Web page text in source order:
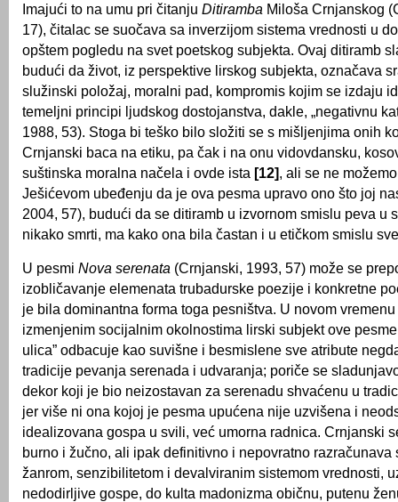
Imajući to na umu pri čitanju Ditiramba Miloša Crnjanskog
17), čitalac se suočava sa inverzijom sistema vrednosti u
opštem pogledu na svet poetskog subjekta. Ovaj ditiramb
budući da život, iz perspektive lirskog subjekta, označava
služinski položaj, moralni pad, kompromis kojim se izdaju
temeljni principi ljudskog dostojanstva, dakle, „negativnu
1988, 53). Stoga bi teško bilo složiti se s mišljenjima onih
Crnjanski baca na etiku, pa čak i na onu vidovdansku,
suštinska moralna načela i ovde ista [12], ali se ne
Ješićevom ubeđenju da je ova pesma upravo ono što joj
2004, 57), budući da se ditiramb u izvornom smislu peva u
nikako smrti, ma kako ona bila častan i u etičkom smislu
U pesmi Nova serenata (Crnjanski, 1993, 57) može se
izobličavanje elemenata trubadurske poezije i konkretne
je bila dominantna forma toga pesništva. U novom
izmenjenim socijalnim okolnostima lirski subjekt ove
ulica” odbacuje kao suvišne i besmislene sve atribute
tradicije pevanja serenada i udvaranja; poriče se
dekor koji je bio neizostavan za serenadu shvaćenu u
jer više ni ona kojoj je pesma upućena nije uzvišena i
idealizovana gospa u svili, već umorna radnica. Crnjanski
burno i žučno, ali ipak definitivno i nepovratno razračunava
žanrom, senzibilitetom i devalviranim sistemom vrednosti,
nedodirljive gospe, do kulta madonizma običnu, putenu